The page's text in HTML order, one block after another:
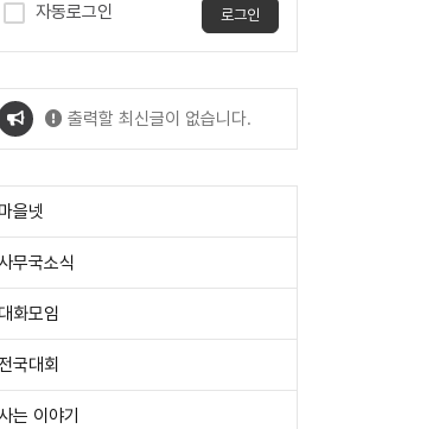
자동로그인 로그인
출력할 최신글이 없습니다.
마을넷
무국소식
대화모임
국대회
는 이야기